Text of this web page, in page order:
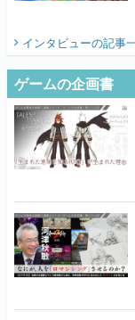
インタビューの記事
ゲームの企画書